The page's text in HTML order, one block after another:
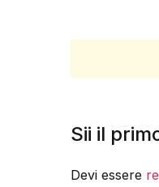
Sii il
Devi essere